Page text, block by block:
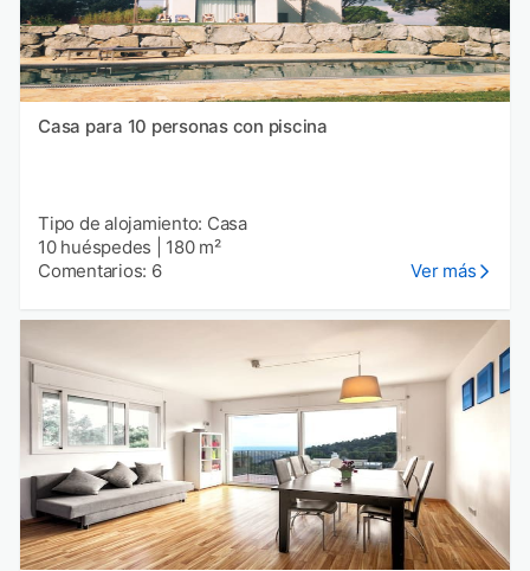
Casa para 10 personas con piscina
Tipo de alojamiento: Casa
10 huéspedes
180 m²
Comentarios: 6
Ver más